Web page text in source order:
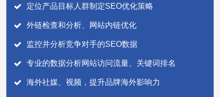
定位产品目标人群制定SEO优化策略
外链检查和分析、网站内链优化
监控并分析竞争对手的SEO数据
专业的数据分析网站访问流量、关键词排名
海外社媒、视频，提升品牌海外影响力